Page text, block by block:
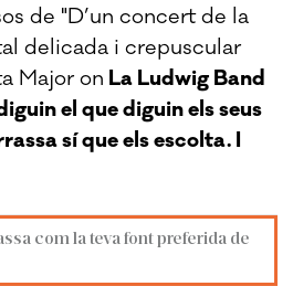
de "D’un concert de la
delicada i crepuscular
Major on La Ludwig Band
el que diguin els seus
sí que els escolta. I
com la teva font preferida de